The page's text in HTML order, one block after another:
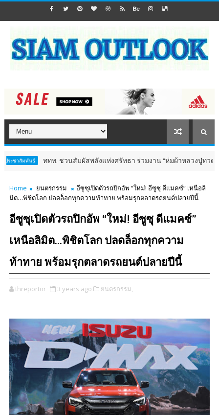
ทท. ชวนสัมผัสพลังแห่งศรัทธา ร่วมงาน "ห่มผ้าหลวงปู่ทวด ครั้งที่ 13 ปี
Home ยนตรกรรม
อีซูซุเปิดตัวรถปิกอัพ “ใหม่! อีซูซุ ดีแมคซ์” เหนือลิ
มิต…พิชิตโลก ปลดล็อกทุกความท้าทาย พร้อมรุกตลาดรถยนต์ปลายปีนี้
อีซูซุเปิดตัวรถปิกอัพ “ใหม่! อีซูซุ ดีแมคซ์”
เหนือลิมิต…พิชิตโลก ปลดล็อกทุกความ
ท้าทาย พร้อมรุกตลาดรถยนต์ปลายปีนี้
threportor 3 years ago ยนตรกรรม,